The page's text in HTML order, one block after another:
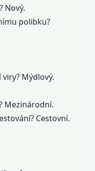
Nový.
polibku?
Mýdlový.
Mezinárodní.
Cestovní.